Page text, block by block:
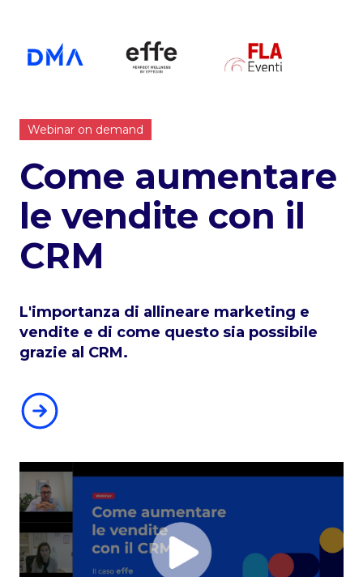
Webinar on demand
Come aumentare
le vendite con il
CRM
L'importanza di allineare marketing e
vendite e di come questo sia possibile
grazie al CRM.